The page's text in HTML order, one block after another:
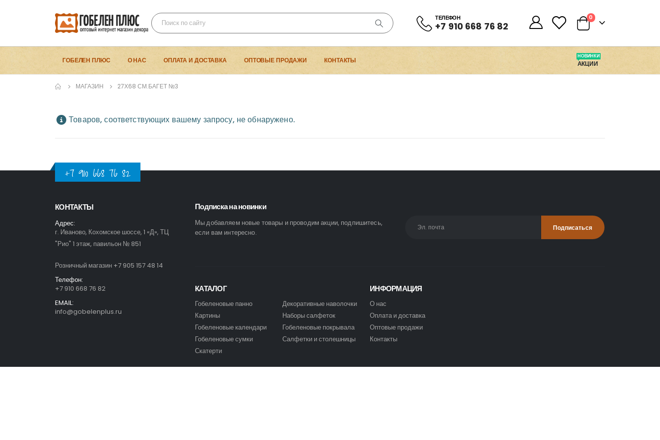
ТЕЛЕФОН
+7 910 668 76 82
0 0
ГОБЕЛЕН ПЛЮС О НАС ОПЛАТА И ДОСТАВКА ОПТОВЫЕ ПРОДАЖИ КОНТАКТЫ АКЦИИ
НОВИНКИ
МАГАЗИН 27Х68 СМ.БАГЕТ №3
Товаров, соответствующих вашему запросу, не обнаружено.
+7 910 668 76 82
КОНТАКТЫ
Адрес:
г. Иваново, Кохомское шоссе, 1 «Д», ТЦ
"Рио" 1 этаж, павильон № 851
Розничный магазин +7 905 157 48 14
Телефон:
+7 910 668 76 82
EMAIL:
info@gobelenplus.ru
Подписка на новинки
Мы добавляем новые товары и проводим акции, подпишитесь,
если вам интересно.
КАТАЛОГ
Гобеленовые панно
Картины
Гобеленовые календари
Гобеленовые сумки
Скатерти
Декоративные наволочки
Наборы салфеток
Гобеленовые покрывала
Салфетки и столешницы
ИНФОРМАЦИЯ
О нас
Оплата и доставка
Оптовые продажи
Контакты